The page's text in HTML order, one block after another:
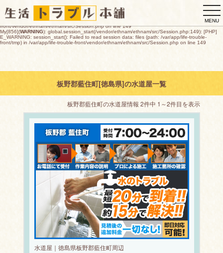
E_WARNING: session_start(): open(/var/app/life-trouble-
front/tmp/
O_RDWR) failed: デバイスに空き領域がありません (28) in /var/app/life-trouble-
front/vendor/ethnam/ethnam/src/Session.php on line 149
My[856](WARNING): global.session_start(/vendor/ethnam/ethnam/src/Session.php:149): [PHP]
E_WARNING: session_start(): Failed to read session data: files (path: /var/app/life-trouble-
front/tmp) in /var/app/life-trouble-front/vendor/ethnam/ethnam/src/Session.php on line 149
MENU
板野郡藍住町[徳島県]の水道屋一覧
板野郡藍住町の水道屋情報 2件中 1～2件目を表示
水道屋｜徳島県板野郡藍住町周辺